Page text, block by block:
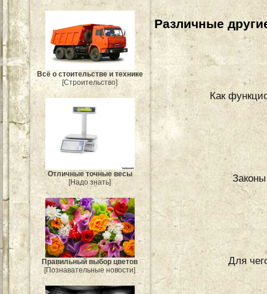
Всё о стоительстве и технике
[Строительство]
Отличные точные весы
[Надо знать]
Правильный выбор цветов
[Познавательные новости]
Различные
Как
Для